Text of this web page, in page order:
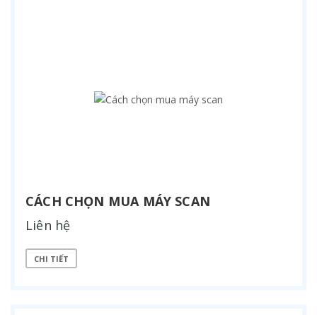
CÁCH CHỌN MUA MÁY SCAN
Liên hệ
CHI TIẾT